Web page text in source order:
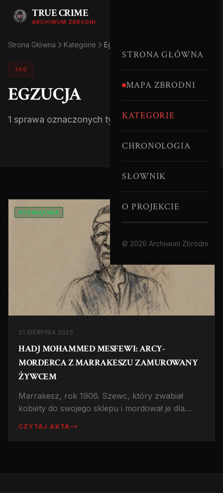
TRUE CRIME
ARCHIWUM ZBRODNI
STRONA GŁÓWNA
MAPA ZBRODNI
KATEGORIE
CHRONOLOGIA
SŁOWNIK
O PROJEKCIE
© 2026 Archiwum Zbrodni
Strona Główna Kategorie Egzucja
TAG
EGZUCJA
1 sprawa oznaczonych tym tagiem.
ROZWIĄZANA
21 SIERPNIA 2025
HADJ MOHAMMED MESFEWI: ARCY-
MORDERCA Z MARRAKESZU ZAMUROWANY
ŻYWCEM
Marrakesz, rok 1906. Szewc, który zwabiał
kobiety do swojego sklepu i mordował je dla
CZYTAJ AKTA